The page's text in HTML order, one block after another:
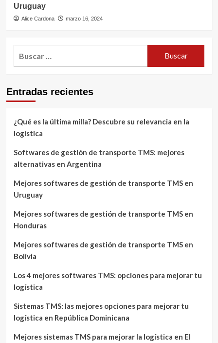
Uruguay
Alice Cardona marzo 16, 2024
Entradas recientes
¿Qué es la última milla? Descubre su relevancia en la
logística
Softwares de gestión de transporte TMS: mejores
alternativas en Argentina
Mejores softwares de gestión de transporte TMS en
Uruguay
Mejores softwares de gestión de transporte TMS en
Honduras
Mejores softwares de gestión de transporte TMS en
Bolivia
Los 4 mejores softwares TMS: opciones para mejorar tu
logística
Sistemas TMS: las mejores opciones para mejorar tu
logística en República Dominicana
Mejores sistemas TMS para mejorar la logística en El